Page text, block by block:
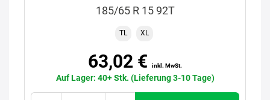
185/65 R 15 92T
TL XL
63,02 € inkl. MwSt.
Auf Lager: 40+ Stk. (Lieferung 3-10 Tage)